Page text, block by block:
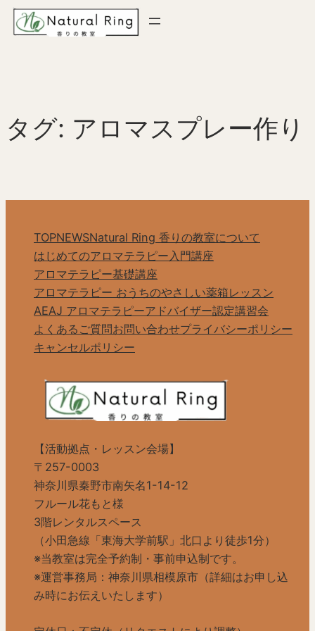
内
容
プ
タグ: アロマスプレー作り
TOPNEWSNatural Ring 香りの教室について
はじめてのアロマテラピー入門講座
アロマテラピー基礎講座
アロマテラピー おうちのやさしい薬箱レッスン
AEAJ アロマテラピーアドバイザー認定講習会
よくあるご質問お問い合わせプライバシーポリシー
キャンセルポリシー
【活動拠点・レッスン会場】
〒257-0003
神奈川県秦野市南矢名1-14-12
フルール花もと様
3階レンタルスペース
（小田急線「東海大学前駅」北口より徒歩1分）
※当教室は完全予約制・事前申込制です。
※運営事務局：神奈川県相模原市（詳細はお申し込
み時にお伝えいたします）